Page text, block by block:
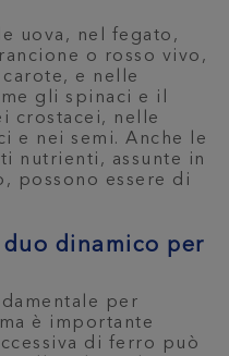
uova, nel fegato,
o rosso vivo,
e nelle
gli spinaci e il
crostacei, nelle
e nei semi. Anche le
nutrienti, assunte in
possono essere di
dinamico per
per
è importante
di ferro può